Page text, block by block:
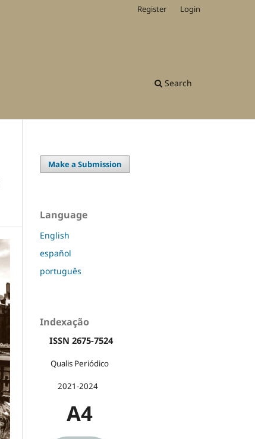
Search
Register Login
Make a Submission
Language
English
español
português
Indexação
ISSN 2675-7524
Qualis Periódico
2021-2024
A4